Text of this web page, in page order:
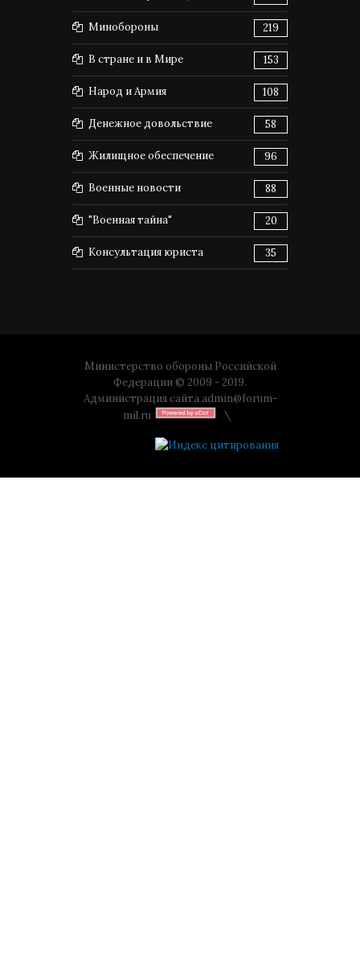
Минобороны 219
В стране и в Мире 153
Народ и Армия 108
Денежное довольствие 58
Жилищное обеспечение 96
Военные новости 88
"Военная тайна" 20
Консультация юриста 35
Министерство обороны Российской
Федерации © 2009 - 2019.
Администрация сайта admin@forum-
mil.ru